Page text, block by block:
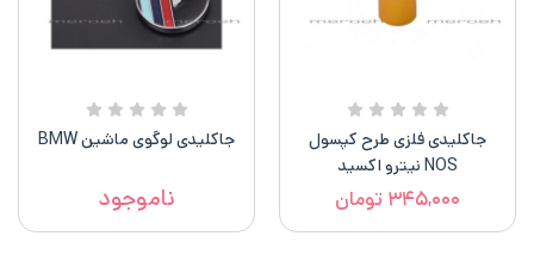
جاکلیدی فلزی طرح کپسول
NOS نیترو اکسید
۳۴۵,۰۰۰ تومان
جاکلیدی لوگوی ماشین BMW
ناموجود